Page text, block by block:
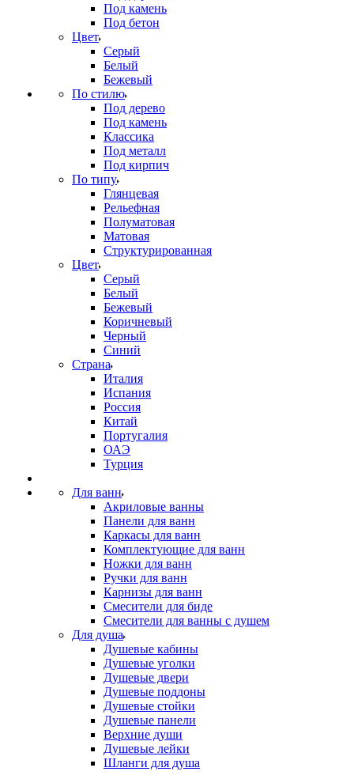
Под камень
Под бетон
Цвет
Серый
Белый
Бежевый
По стилю
Под дерево
Под камень
Классика
Под металл
Под кирпич
По типу
Глянцевая
Рельефная
Полуматовая
Матовая
Структурированная
Цвет
Серый
Белый
Бежевый
Коричневый
Черный
Синий
Страна
Италия
Испания
Россия
Китай
Португалия
ОАЭ
Турция
Для ванн
Акриловые ванны
Панели для ванн
Каркасы для ванн
Комплектующие для ванн
Ножки для ванн
Ручки для ванн
Карнизы для ванн
Смесители для биде
Смесители для ванны с душем
Для душа
Душевые кабины
Душевые уголки
Душевые двери
Душевые поддоны
Душевые стойки
Душевые панели
Верхние души
Душевые лейки
Шланги для душа